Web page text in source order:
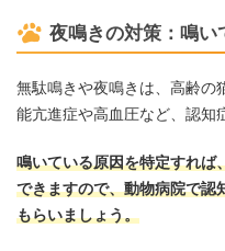
夜鳴きの対策：鳴い
無駄鳴きや夜鳴きは、高齢の
能亢進症や高血圧など、認知
鳴いている原因を特定すれば
できますので、動物病院で認
もらいましょう。